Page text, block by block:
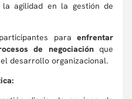
agilidad en la gestión de
para enfrentar
de negociaciónque
desarrollo organizacional.